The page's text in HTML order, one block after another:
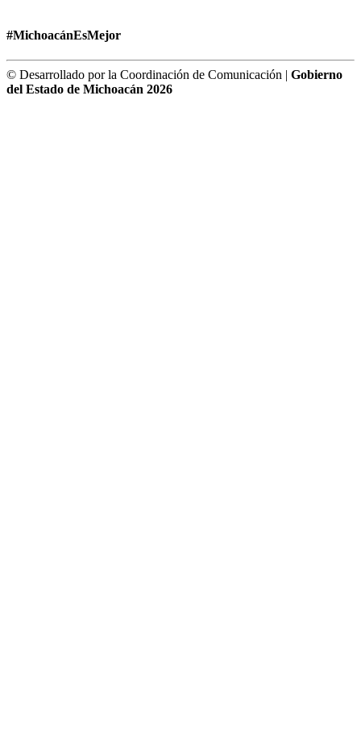
#MichoacánEsMejor
© Desarrollado por la Coordinación de Comunicación | Gobierno
del Estado de Michoacán 2026